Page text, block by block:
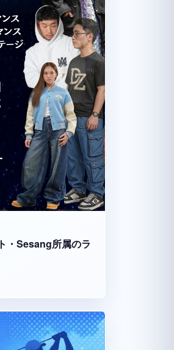
・Sesang所属のラ